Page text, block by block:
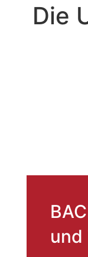
Die
und